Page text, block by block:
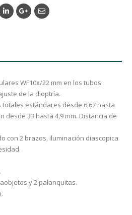
WF10x/22 mm en los tubos
de la dioptría.
totales estándares desde 6,67 hasta
desde 33 hasta 4,9 mm. Distancia de
con 2 brazos, iluminación diascopica
y 2 palanquitas.